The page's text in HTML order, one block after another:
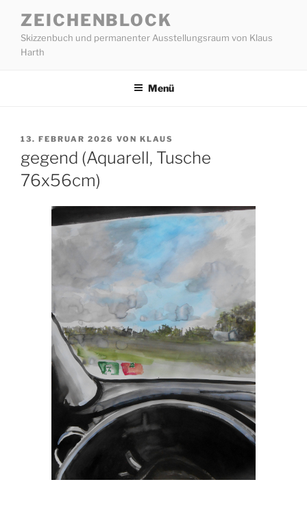
Inhalt
springen
ZEICHENBLOCK
Skizzenbuch und permanenter Ausstellungsraum von Klaus
Harth
Menü
VERÖFFENTLICHT
13. FEBRUAR 2026 VON KLAUS
gegend (Aquarell, Tusche
76x56cm)